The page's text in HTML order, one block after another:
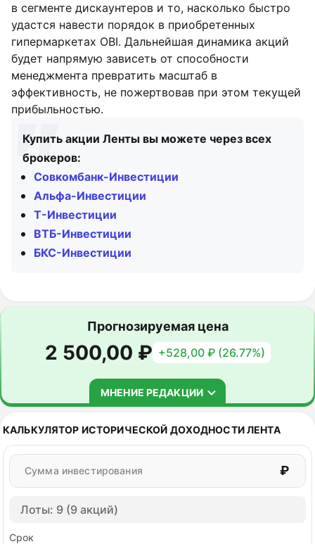
в сегменте дискаунтеров и то, насколько быстро
удастся навести порядок в приобретенных
гипермаркетах OBI. Дальнейшая динамика акций
будет напрямую зависеть от способности
менеджмента превратить масштаб в
эффективность, не пожертвовав при этом текущей
прибыльностью.
Купить акции Ленты вы можете через всех
брокеров:
Совкомбанк-Инвестиции
Альфа-Инвестиции
Т-Инвестиции
ВТБ-Инвестиции
БКС-Инвестиции
Прогнозируемая цена
2 500,00 ₽ +528,00 ₽ (26.77%)
МНЕНИЕ РЕДАКЦИИ
РЕКОМЕНДАЦИЯ: ПОКУПАТЬ
КАЛЬКУЛЯТОР ИСТОРИЧЕСКОЙ ДОХОДНОСТИ ЛЕНТА
Сумма инвестирования ₽
Лоты: 9 (9 акций)
Срок